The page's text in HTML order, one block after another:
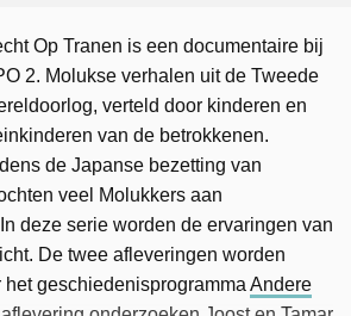
Op Tranen is een documentaire bij
2. Molukse verhalen uit de Tweede
verteld door kinderen en
van de betrokkenen.
de Japanse bezetting van
veel Molukkers aan
deze serie worden de ervaringen van
De twee afleveringen worden
geschiedenisprogramma Andere